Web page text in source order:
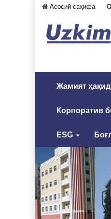
Асосий саҳифа
Жамият
Корпоратив
ESG